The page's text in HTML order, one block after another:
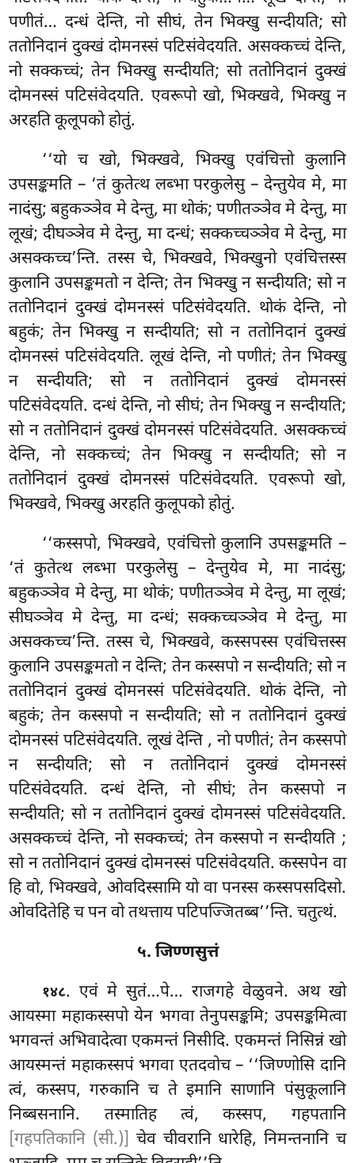
पणीतं… दन्धं देन्ति, नो सीघं, तेन भिक्खु सन्दीयति; सो
ततोनिदानंदुक्खं दोमनस्सं पटिसंवेदयति. असक्कच्चं देन्ति,
नो सक्कच्चं; तेन भिक्खु सन्दीयति; सो ततोनिदानं दुक्खं
दोमनस्सं पटिसंवेदयति. एवरूपो खो, भिक्खवे, भिक्खु न
अरहति कूलूपको होतुं.
‘‘यो च खो, भिक्खवे, भिक्खु एवंचित्तो कुलानि
उपसङ्कमति – ‘तं कुतेत्थ लब्भा परकुलेसु – देन्तुयेव मे, मा
नादंसु; बहुकञ्ञेव मे देन्तु, मा थोकं; पणीतञ्ञेव मे देन्तु, मा
लूखं; दीघञ्ञेव मे देन्तु, मा दन्धं; सक्कच्चञ्ञेव मे देन्तु, मा
असक्कच्च’न्ति. तस्स चे, भिक्खवे, भिक्खुनो एवंचित्तस्स
कुलानि उपसङ्कमतो न देन्ति; तेन भिक्खु न सन्दीयति; सो न
ततोनिदानं दुक्खं दोमनस्सं पटिसंवेदयति. थोकं देन्ति, नो
बहुकं; तेन भिक्खु न सन्दीयति; सो न ततोनिदानं दुक्खं
दोमनस्सं पटिसंवेदयति. लूखं देन्ति, नो पणीतं; तेन भिक्खु
न सन्दीयति; सो न ततोनिदानं दुक्खं दोमनस्सं
पटिसंवेदयति. दन्धं देन्ति, नो सीघं; तेन भिक्खु न सन्दीयति;
सो न ततोनिदानं दुक्खं दोमनस्सं पटिसंवेदयति. असक्कच्चं
देन्ति, नो सक्कच्चं; तेन भिक्खु न सन्दीयति; सो न
ततोनिदानं दुक्खं दोमनस्सं पटिसंवेदयति. एवरूपो खो,
भिक्खवे, भिक्खु अरहति कुलूपको होतुं.
‘‘कस्सपो, भिक्खवे, एवंचित्तो कुलानि उपसङ्कमति –
‘तं कुतेत्थ लब्भा परकुलेसु – देन्तुयेव मे, मा नादंसु;
बहुकञ्ञेव मे देन्तु, मा थोकं; पणीतञ्ञेव मे देन्तु, मा लूखं;
सीघञ्ञेव मे देन्तु, मा दन्धं; सक्कच्चञ्ञेव मे देन्तु, मा
असक्कच्च’न्ति. तस्स चे, भिक्खवे, कस्सपस्स एवंचित्तस्स
कुलानि उपसङ्कमतो न देन्ति; तेन कस्सपो न सन्दीयति; सो न
ततोनिदानं दुक्खं दोमनस्सं पटिसंवेदयति. थोकं देन्ति, नो
बहुकं; तेन कस्सपो न सन्दीयति; सो न ततोनिदानं दुक्खं
दोमनस्सं पटिसंवेदयति. लूखं देन्ति , नो पणीतं; तेन कस्सपो
न सन्दीयति; सो न ततोनिदानं दुक्खं दोमनस्सं
पटिसंवेदयति. दन्धं देन्ति, नो सीघं; तेन कस्सपो न
सन्दीयति; सो न ततोनिदानं दुक्खं दोमनस्सं पटिसंवेदयति.
असक्कच्चं देन्ति, नो सक्कच्चं; तेन कस्सपो न सन्दीयति ;
सो न ततोनिदानं दुक्खं दोमनस्सं पटिसंवेदयति. कस्सपेन वा
हि वो, भिक्खवे, ओवदिस्सामि यो वा पनस्स कस्सपसदिसो.
ओवदितेहि च पन वो तथत्ताय पटिपज्जितब्ब’’न्ति. चतुत्थं.
५. जिण्णसुत्तं
१४८. एवं मे सुतं…पे… राजगहे वेळुवने. अथ खो
आयस्मा महाकस्सपो येन भगवा तेनुपसङ्कमि; उपसङ्कमित्वा
भगवन्तं अभिवादेत्वा एकमन्तं निसीदि. एकमन्तं निसिन्नं खो
आयस्मन्तं महाकस्सपं भगवा एतदवोच – ‘‘जिण्णोसि दानि
त्वं, कस्सप, गरुकानि च ते इमानि साणानि पंसुकूलानि
निब्बसनानि. तस्मातिह त्वं, कस्सप, गहपतानि
[गहपतिकानि (सी.)] चेव चीवरानि धारेहि, निमन्तनानि च